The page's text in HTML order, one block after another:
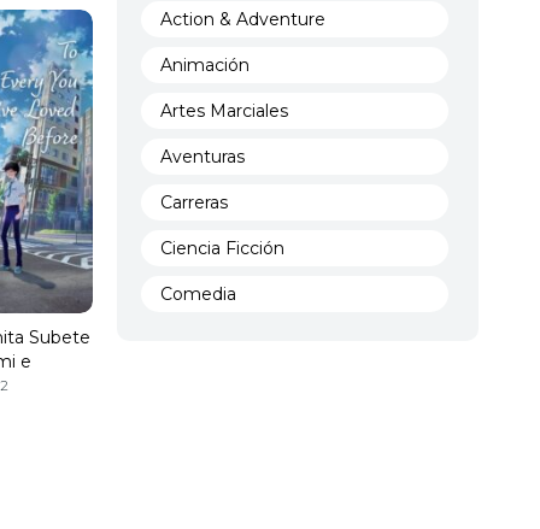
Subete
e
Action & Adventure
Animación
Artes Marciales
Aventuras
Carreras
Ciencia Ficción
Comedia